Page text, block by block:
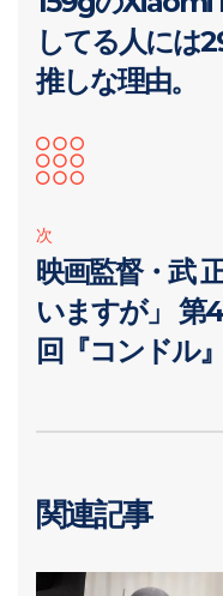
してる人には
推しな理由。
次
映画監督・武
いますが」 第
回『コンドル』
関連記事